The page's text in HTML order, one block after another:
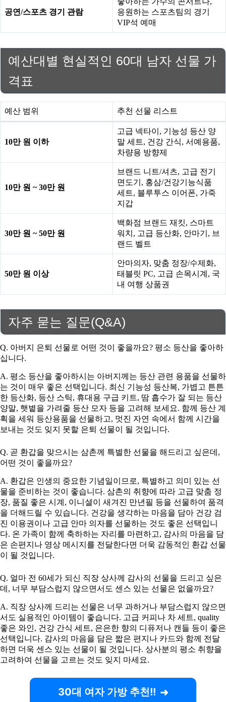
공연/스포츠 경기 관람
응원하는 스포츠팀의 경기
VIP석 예매
예산대별 현실적인 60대 남자 선물 가
격표
예산 범위 추천 선물 리스트
10만 원 이하
고급 넥타이, 기능성 등산 양
말 세트, 건강 간식, 서예용품,
차량용 방향제
10만 원 ~ 30만 원
브랜드 니트/셔츠, 고급 전기
면도기, 홍삼/건강기능식품
세트, 블루투스 이어폰, 가죽
지갑
30만 원 ~ 50만 원
백화점 브랜드 재킷, 스마트
워치, 고급 등산화, 안마기, 브
랜드 벨트
50만 원 이상
안마의자, 맞춤 정장/수제화,
태블릿 PC, 고급 손목시계, 국
내 여행 상품권
자주 묻는 질문(Q&A)
Q. 아버지 은퇴 선물로 어떤 것이 좋을까요? 평소 등산을 좋아하
십니다.
A. 평소 등산을 좋아하시는 아버지께는 등산 관련 용품을 선물하
는 것이 매우 좋은 선택입니다. 최신 기능성 등산복, 가볍고 튼튼
한 등산화, 등산 스틱, 휴대용 구급 키트, 땀 흡수가 잘 되는 등산
양말, 햇볕을 가려줄 등산 모자 등을 고려해 보세요. 함께 등산 계
획을 세워 등산용품을 선물하고, 멋진 자연 속에서 함께 시간을
보내는 것도 잊지 못할 은퇴 선물이 될 것입니다.
Q. 곧 환갑을 맞으시는 삼촌께 특별한 선물을 해드리고 싶은데,
어떤 것이 좋을까요?
A. 환갑은 인생의 중요한 기념일이므로, 특별하고 의미 있는 선
물을 준비하는 것이 좋습니다. 삼촌의 취향에 따라 고급 맞춤 정
장, 품질 좋은 시계, 이니셜이 새겨진 만년필 등을 선물하여 품격
을 더해드릴 수 있습니다. 건강을 생각하는 마음을 담아 건강 검
진 이용권이나 고급 안마 의자를 선물하는 것도 좋은 선택입니
다. 온 가족이 함께 축하하는 자리를 마련하고, 감사의 마음을 담
은 손편지나 영상 메시지를 전달한다면 더욱 감동적인 환갑 선물
이 될 것입니다.
Q. 얼마 전 60세가 되신 직장 상사께 감사의 선물을 드리고 싶은
데, 너무 부담스럽지 않으면서도 센스 있는 선물은 없을까요?
A. 직장 상사께 드리는 선물은 너무 과하거나 부담스럽지 않으면
서도 실용적인 아이템이 좋습니다. 고급 커피나 차 세트, quality
좋은 와인, 건강 간식 세트, 은은한 향의 디퓨저나 캔들 등이 좋은
선택입니다. 감사의 마음을 담은 짧은 편지나 카드와 함께 전달
하면 더욱 센스 있는 선물이 될 것입니다. 상사분의 평소 취향을
고려하여 선물을 고르는 것도 잊지 마세요.
30대 여자 가방 추천!!